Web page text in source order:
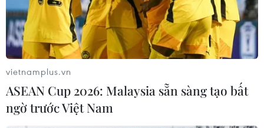
vietnamplus.vn
ASEAN Cup 2026: Malaysia sẵn sàng tạo bất
ngờ trước Việt Nam